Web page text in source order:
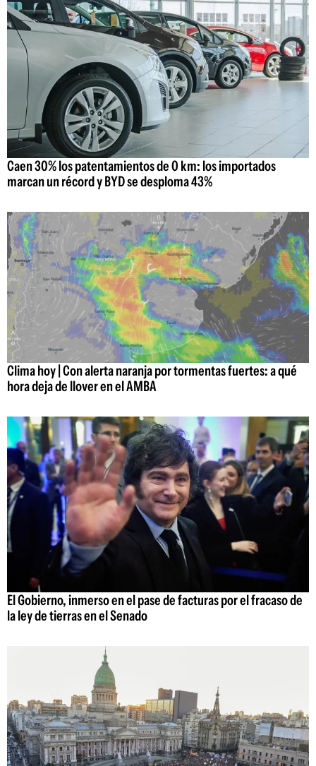
Caen 30% los patentamientos de 0 km: los importados
marcan un récord y BYD se desploma 43%
Clima hoy | Con alerta naranja por tormentas fuertes: a qué
hora deja de llover en el AMBA
El Gobierno, inmerso en el pase de facturas por el fracaso de
la ley de tierras en el Senado